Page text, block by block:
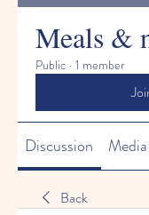
Meals &
Public · 1 member
Discussion Media
Back